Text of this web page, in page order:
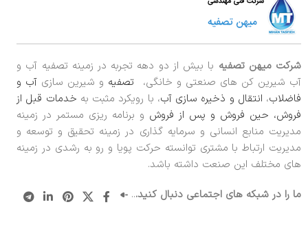
شرکت میهن تصفیه با بیش از دو دهه تجربه در زمینه تصفیه آب و
آب شیرین کن های صنعتی و خانگی،
تصفیه و شیرین سازی آب و
فاضلاب، انتقال و ذخیره سازی آب، با رویکرد مثبت به خدمات قبل از
فروش، حین فروش و پس از فروش و برنامه ریزی مستمر در زمینه
مدیریت منابع انسانی و سرمایه گذاری در زمینه تحقیق و توسعه و
مدیریت ارتباط با مشتری توانسته حرکت پویا و رو به رشدی در زمینه
های مختلف این صنعت داشته باشد.
ما را در شبکه های اجتماعی دنبال کنید...